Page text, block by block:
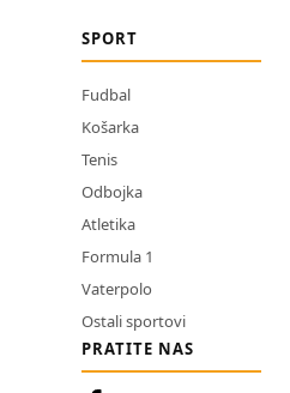
SPORT
Fudbal
Košarka
Tenis
Odbojka
Atletika
Formula 1
Vaterpolo
Ostali sportovi
PRATITE NAS